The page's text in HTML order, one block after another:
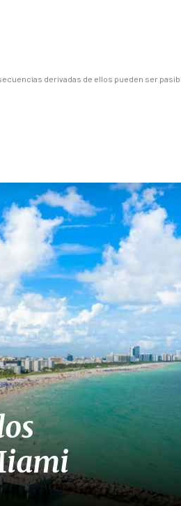
derivadas de ellos pueden ser